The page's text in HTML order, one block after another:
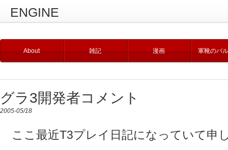
ENGINE
About 雑記 漫画 軍靴のバ
グラ3開発者コメント
2005-05/18
ここ最近T3プレイ日記になっていて申